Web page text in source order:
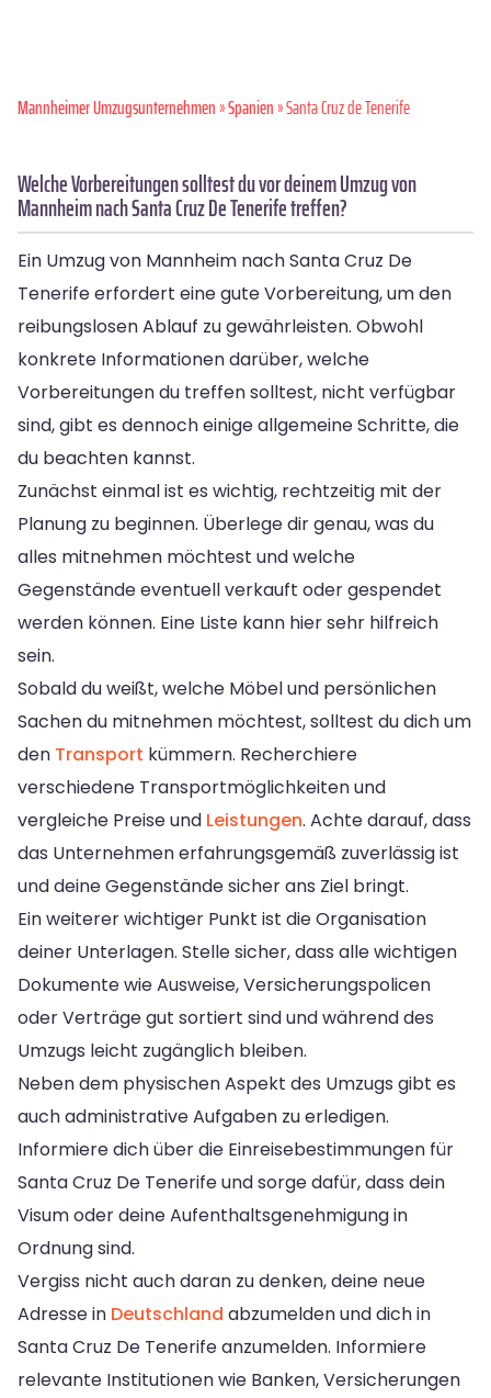
Mannheimer Umzugsunternehmen»Spanien» Santa Cruz de Tenerife
Welche Vorbereitungen solltest du vor deinem Umzug von
Mannheim nach Santa Cruz De Tenerife treffen?
Ein Umzug von Mannheim nach Santa Cruz De
Tenerife erfordert eine gute Vorbereitung, um den
reibungslosen Ablauf zu gewährleisten. Obwohl
konkrete Informationen darüber, welche
Vorbereitungen du treffen solltest, nicht verfügbar
sind, gibt es dennoch einige allgemeine Schritte, die
du beachten kannst.
Zunächst einmal ist es wichtig, rechtzeitig mit der
Planung zu beginnen. Überlege dir genau, was du
alles mitnehmen möchtest und welche
Gegenstände eventuell verkauft oder gespendet
werden können. Eine Liste kann hier sehr hilfreich
sein.
Sobald du weißt, welche Möbel und persönlichen
Sachen du mitnehmen möchtest, solltest du dich um
den Transport kümmern. Recherchiere
verschiedene Transportmöglichkeiten und
vergleiche Preise und Leistungen. Achte darauf, dass
das Unternehmen erfahrungsgemäß zuverlässig ist
und deine Gegenstände sicher ans Ziel bringt.
Ein weiterer wichtiger Punkt ist die Organisation
deiner Unterlagen. Stelle sicher, dass alle wichtigen
Dokumente wie Ausweise, Versicherungspolicen
oder Verträge gut sortiert sind und während des
Umzugs leicht zugänglich bleiben.
Neben dem physischen Aspekt des Umzugs gibt es
auch administrative Aufgaben zu erledigen.
Informiere dich über die Einreisebestimmungen für
Santa Cruz De Tenerife und sorge dafür, dass dein
Visum oder deine Aufenthaltsgenehmigung in
Ordnung sind.
Vergiss nicht auch daran zu denken, deine neue
Adresse in Deutschland abzumelden und dich in
Santa Cruz De Tenerife anzumelden. Informiere
relevante Institutionen wie Banken, Versicherungen